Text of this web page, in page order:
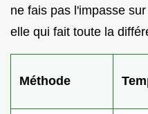
ne fais pas l'impasse
elle qui fait toute la
Méthode